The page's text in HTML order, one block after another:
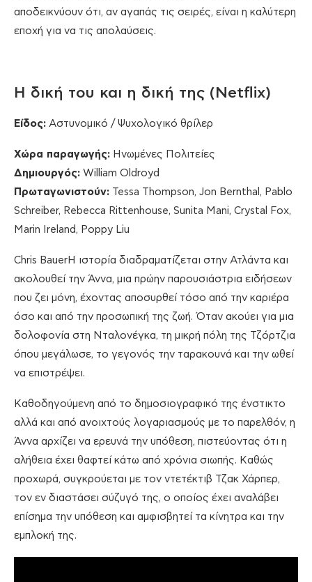
αποδεικνύουν ότι, αν αγαπάς τις σειρές, είναι η καλύτερη
εποχή για να τις απολαύσεις.
Η δική του και η δική της (Netflix)
Είδος: Αστυνομικό / Ψυχολογικό θρίλερ
Χώρα παραγωγής: Ηνωμένες Πολιτείες
Δημιουργός: William Oldroyd
Πρωταγωνιστούν: Tessa Thompson, Jon Bernthal, Pablo
Schreiber, Rebecca Rittenhouse, Sunita Mani, Crystal Fox,
Marin Ireland, Poppy Liu
Chris BauerΗ ιστορία διαδραματίζεται στην Ατλάντα και
ακολουθεί την Άννα, μια πρώην παρουσιάστρια ειδήσεων
που ζει μόνη, έχοντας αποσυρθεί τόσο από την καριέρα
όσο και από την προσωπική της ζωή. Όταν ακούει για μια
δολοφονία στη Νταλονέγκα, τη μικρή πόλη της Τζόρτζια
όπου μεγάλωσε, το γεγονός την ταρακουνά και την ωθεί
να επιστρέψει.
Καθοδηγούμενη από το δημοσιογραφικό της ένστικτο
αλλά και από ανοιχτούς λογαριασμούς με το παρελθόν, η
Άννα αρχίζει να ερευνά την υπόθεση, πιστεύοντας ότι η
αλήθεια έχει θαφτεί κάτω από χρόνια σιωπής. Καθώς
προχωρά, συγκρούεται με τον ντετέκτιβ Τζακ Χάρπερ,
τον εν διαστάσει σύζυγό της, ο οποίος έχει αναλάβει
επίσημα την υπόθεση και αμφισβητεί τα κίνητρα και την
εμπλοκή της.